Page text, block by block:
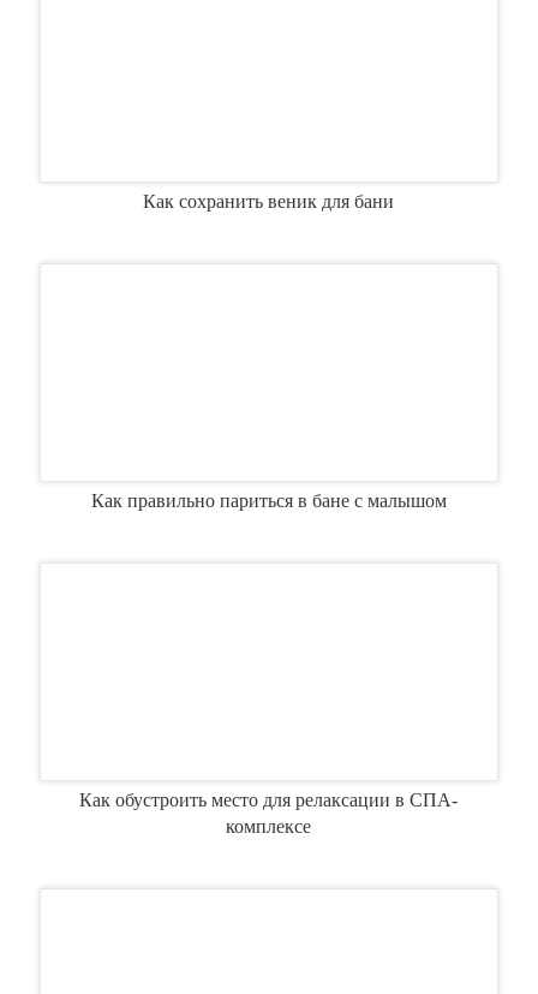
Как сохранить веник для бани
Как правильно париться в бане с малышом
Как обустроить место для релаксации в СПА-
комплексе